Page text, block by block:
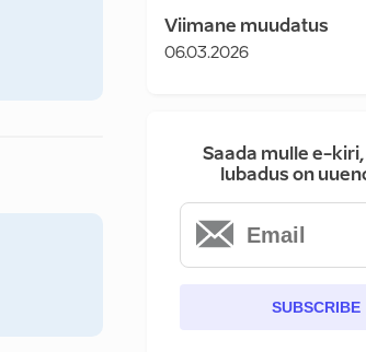
Viimane muudatus
06.03.2026
Saada mulle e-kiri,
lubadus on
SUBSCRIBE